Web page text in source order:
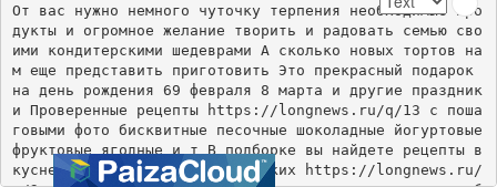
От вас нужно немного чуточку терпения необходимые про
дукты и огромное желание творить и радовать семью сво
ими кондитерскими шедеврами А сколько новых тортов на
м еще представить приготовить Это прекрасный подарок
на день рождения 69 февраля 8 марта и другие праздник
и Проверенные рецепты https://longnews.ru/q/13 с поша
говыми фото бисквитные песочные шоколадные йогуртовые
фруктовые ягодные и т В подборке вы найдете рецепты в
куснейших чизкейков классических https://longnews.ru/